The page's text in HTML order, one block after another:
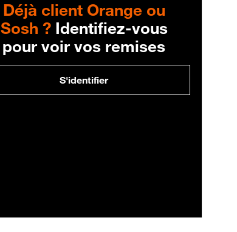
Déjà client Orange ou
Sosh ?Identifiez-vous
pour voir vos remises
S'identifier